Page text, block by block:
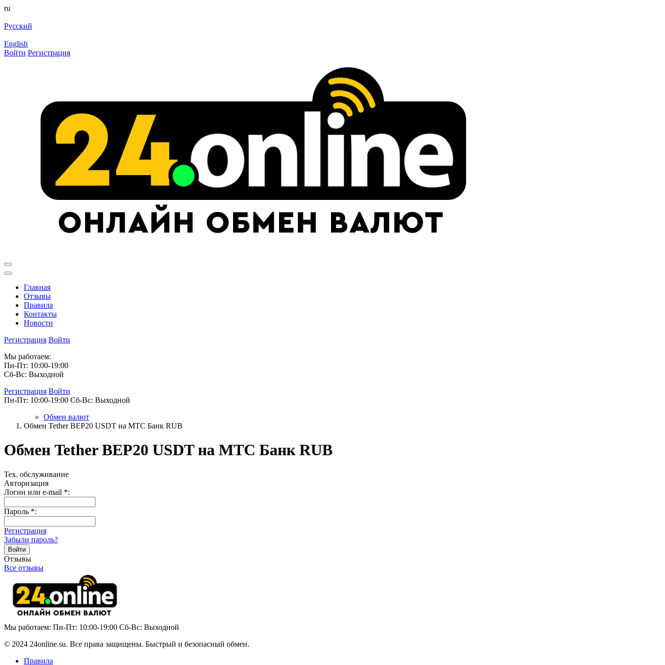
ru
Русский
English
Войти Регистрация
Главная
Отзывы
Правила
Контакты
Новости
Регистрация Войти
Мы работаем:
Пн-Пт: 10:00-19:00
Сб-Вс: Выходной
Регистрация Войти
Пн-Пт: 10:00-19:00 Сб-Вс: Выходной
Обмен валют
Обмен Tether BEP20 USDT на МТС Банк RUB
Обмен Tether BEP20 USDT на МТС Банк RUB
Тех. обслуживание
Авторизация
Логин или e-mail *:
Пароль *:
Регистрация
Забыли пароль?
Отзывы
Все отзывы
Мы работаем: Пн-Пт: 10:00-19:00 Сб-Вс: Выходной
© 2024 24online.su. Все права защищены. Быстрый и безопасный обмен.
Правила